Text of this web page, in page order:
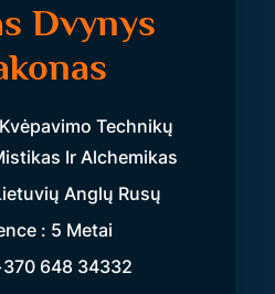
Dvynys
Technikų
Ir Alchemikas
Anglų Rusų
: 5 Metai
648 34332